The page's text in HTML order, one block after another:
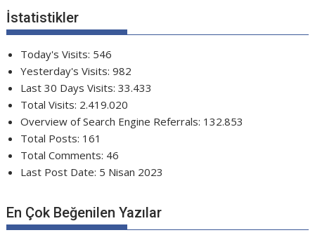
İstatistikler
Today's Visits: 546
Yesterday's Visits:982
Last 30 Days Visits:33.433
Total Visits: 2.419.020
Overview of Search Engine Referrals: 132.853
Total Posts: 161
Total Comments: 46
Last Post Date: 5 Nisan 2023
En Çok Beğenilen Yazılar